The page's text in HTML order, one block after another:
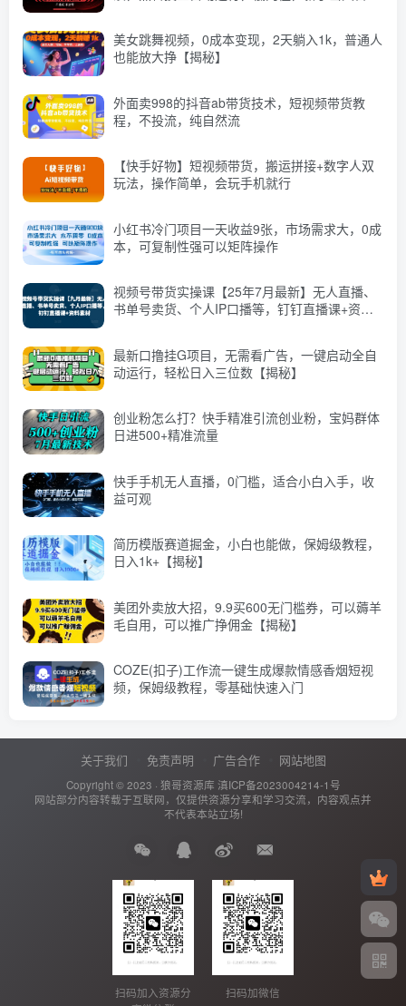
美女跳舞视频，0成本变现，2天躺入1k，普通人
也能放大挣【揭秘】
外面卖998的抖音ab带货技术，短视频带货教
程，不投流，纯自然流
【快手好物】短视频带货，搬运拼接+数字人双
玩法，操作简单，会玩手机就行
小红书冷门项目一天收益9张，市场需求大，0成
本，可复制性强可以矩阵操作
视频号带货实操课【25年7月最新】无人直播、
书单号卖货、个人IP口播等，钉钉直播课+资料
最新口撸挂G项目，无需看广告，一键启动全自
动运行，轻松日入三位数【揭秘】
创业粉怎么打？快手精准引流创业粉，宝妈群体
日进500+精准流量
快手手机无人直播，0门槛，适合小白入手，收
益可观
简历模版赛道掘金，小白也能做，保姆级教程，
日入1k+【揭秘】
美团外卖放大招，9.9买600无门槛券，可以薅羊
毛自用，可以推广挣佣金【揭秘】
COZE(扣子)工作流一键生成爆款情感香烟短视
频，保姆级教程，零基础快速入门
关于我们 免责声明 广告合作 网站地图
Copyright © 2023 · 狼哥资源库 滇ICP备2023004214-1号
网站部分内容转载于互联网，仅提供资源分享和学习交流，内容观点并
不代表本站立场!
扫码加入资源分
扫码加微信